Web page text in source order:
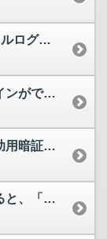
【エラー番号：ELL107】マイナポータルログイン後の公金受取口座の登録時等に、マイナンバーカ...
マイナポータルアプリを利用したログインができません。
マイナンバーカードの券面事項入力補助用暗証番号（数字4桁）がロックされてしまいました。どのよう...
マイナンバーカードを読み取ろうとすると、「マイナポータルアプリが起動できませんでした」と表示さ...